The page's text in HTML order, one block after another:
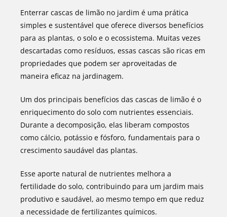
Enterrar cascas de limão no jardim é uma prática
simples e sustentável que oferece diversos benefícios
para as plantas, o solo e o ecossistema. Muitas vezes
descartadas como resíduos, essas cascas são ricas em
propriedades que podem ser aproveitadas de
maneira eficaz na jardinagem.
Um dos principais benefícios das cascas de limão é o
enriquecimento do solo com nutrientes essenciais.
Durante a decomposição, elas liberam compostos
como cálcio, potássio e fósforo, fundamentais para o
crescimento saudável das plantas.
Esse aporte natural de nutrientes melhora a
fertilidade do solo, contribuindo para um jardim mais
produtivo e saudável, ao mesmo tempo em que reduz
a necessidade de fertilizantes químicos.